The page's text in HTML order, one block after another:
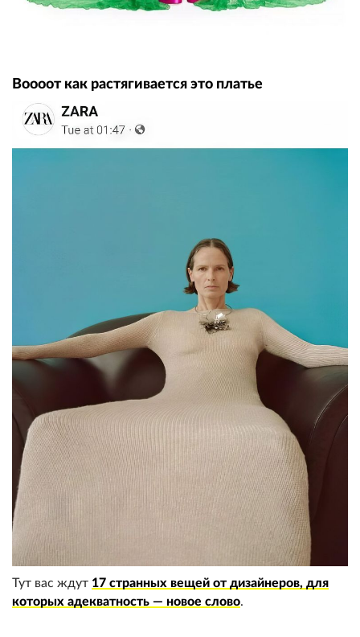
Воооот как растягивается это платье
Тут вас ждут 17 странных вещей от дизайнеров, для
которых адекватность — новое слово.